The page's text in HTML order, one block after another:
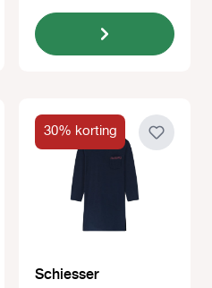
30% korting
Schiesser